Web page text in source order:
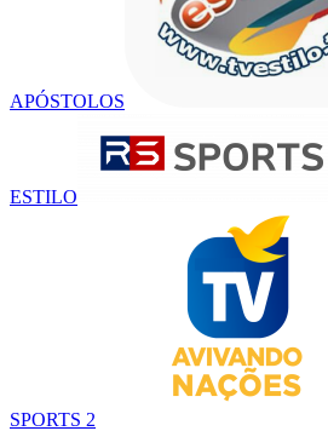
APÓSTOLOS
ESTILO
SPORTS 2